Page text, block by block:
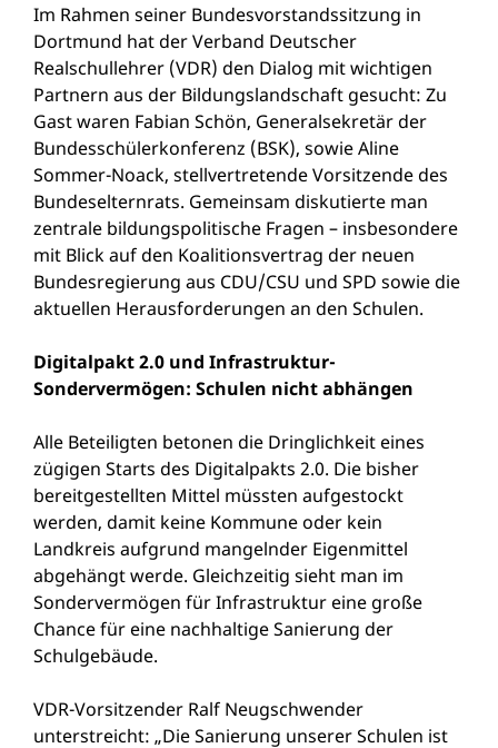
Im Rahmen seiner Bundesvorstandssitzung in
Dortmund hat der Verband Deutscher
Realschullehrer (VDR) den Dialog mit wichtigen
Partnern aus der Bildungslandschaft gesucht: Zu
Gast waren Fabian Schön, Generalsekretär der
Bundesschülerkonferenz (BSK), sowie Aline
Sommer-Noack, stellvertretende Vorsitzende des
Bundeselternrats. Gemeinsam diskutierte man
zentrale bildungspolitische Fragen – insbesondere
mit Blick auf den Koalitionsvertrag der neuen
Bundesregierung aus CDU/CSU und SPD sowie die
aktuellen Herausforderungen an den Schulen.
Digitalpakt 2.0 und Infrastruktur-
Sondervermögen: Schulen nicht abhängen
Alle Beteiligten betonen die Dringlichkeit eines
zügigen Starts des Digitalpakts 2.0. Die bisher
bereitgestellten Mittel müssten aufgestockt
werden, damit keine Kommune oder kein
Landkreis aufgrund mangelnder Eigenmittel
abgehängt werde. Gleichzeitig sieht man im
Sondervermögen für Infrastruktur eine große
Chance für eine nachhaltige Sanierung der
Schulgebäude.
VDR-Vorsitzender Ralf Neugschwender
unterstreicht: „Die Sanierung unserer Schulen ist